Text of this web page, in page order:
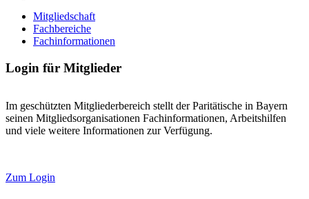
Mitgliedschaft
Fachbereiche
Fachinformationen
Login für Mitglieder
Im geschützten Mitgliederbereich stellt der Paritätische in Bayern
seinen Mitgliedsorganisationen Fachinformationen, Arbeitshilfen
und viele weitere Informationen zur Verfügung.
Zum Login